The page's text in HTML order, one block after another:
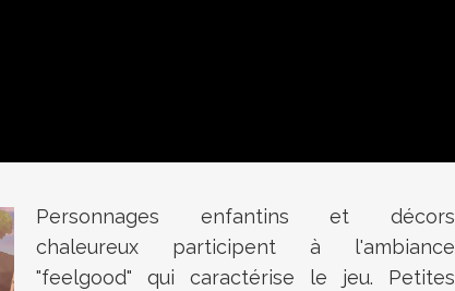
Personnages enfantins et décors
chaleureux participent à l'ambiance
"feelgood" qui caractérise le jeu. Petites